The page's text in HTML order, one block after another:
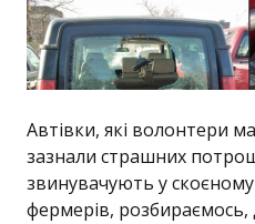
Автівки, які волонтери
зазнали страшних
звинувачують у
фермерів, розбираємось,